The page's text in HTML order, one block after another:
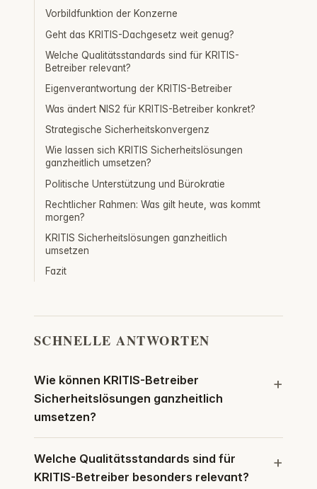
Vorbildfunktion der Konzerne
Geht das KRITIS-Dachgesetz weit genug?
Welche Qualitätsstandards sind für KRITIS-
Betreiber relevant?
Eigenverantwortung der KRITIS-Betreiber
Was ändert NIS2 für KRITIS-Betreiber konkret?
Strategische Sicherheitskonvergenz
Wie lassen sich KRITIS Sicherheitslösungen
ganzheitlich umsetzen?
Politische Unterstützung und Bürokratie
Rechtlicher Rahmen: Was gilt heute, was kommt
morgen?
KRITIS Sicherheitslösungen ganzheitlich
umsetzen
Fazit
SCHNELLE ANTWORTEN
Wie können KRITIS-Betreiber
Sicherheitslösungen ganzheitlich
umsetzen?
Welche Qualitätsstandards sind für
KRITIS-Betreiber besonders relevant?